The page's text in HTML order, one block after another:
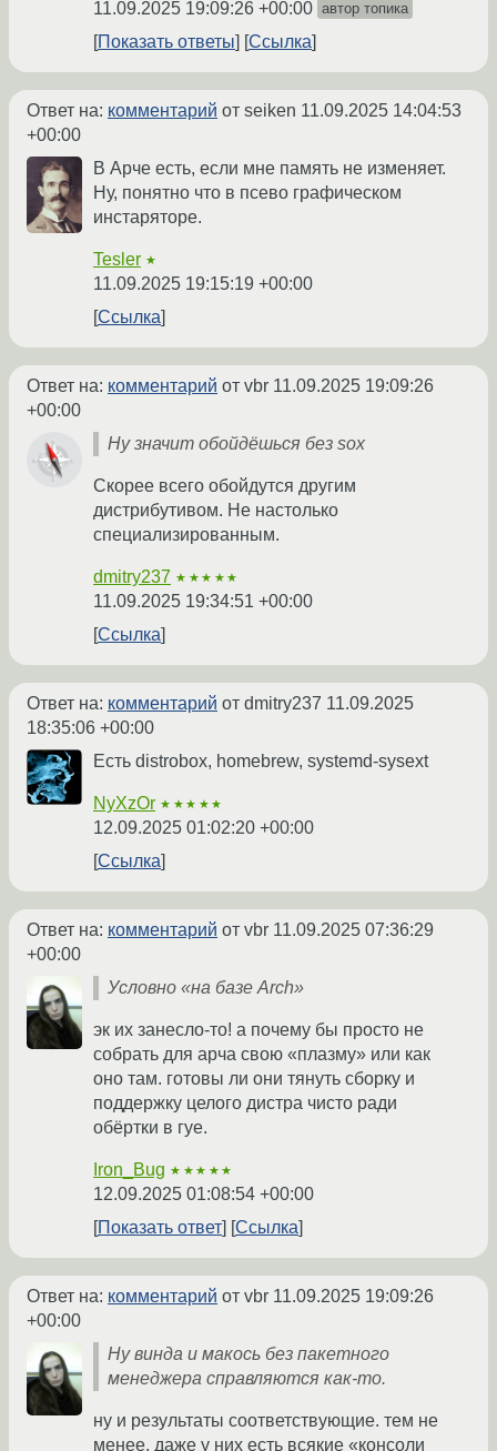
11.09.2025 19:09:26 +00:00 автор топика
Показать ответы Ссылка
Ответ на: комментарий от seiken 11.09.2025 14:04:53
+00:00
В Арче есть, если мне память не изменяет.
Ну, понятно что в псево графическом
инстаряторе.
Tesler ★
11.09.2025 19:15:19 +00:00
Ссылка
Ответ на: комментарий от vbr 11.09.2025 19:09:26
+00:00
Ну значит обойдёшься без sox
Скорее всего обойдутся другим
дистрибутивом. Не настолько
специализированным.
dmitry237 ★★★★★
11.09.2025 19:34:51 +00:00
Ссылка
Ответ на: комментарий от dmitry237 11.09.2025
18:35:06 +00:00
Есть distrobox, homebrew, systemd-sysext
NyXzOr ★★★★★
12.09.2025 01:02:20 +00:00
Ссылка
Ответ на: комментарий от vbr 11.09.2025 07:36:29
+00:00
Условно «на базе Arch»
эк их занесло-то! а почему бы просто не
собрать для арча свою «плазму» или как
оно там. готовы ли они тянуть сборку и
поддержку целого дистра чисто ради
обёртки в гуе.
Iron_Bug ★★★★★
12.09.2025 01:08:54 +00:00
Показать ответ
Ссылка
Ответ на: комментарий от vbr 11.09.2025 19:09:26
+00:00
Ну винда и макось без пакетного
менеджера справляются как-то.
ну и результаты соответствующие. тем не
менее, даже у них есть всякие «консоли